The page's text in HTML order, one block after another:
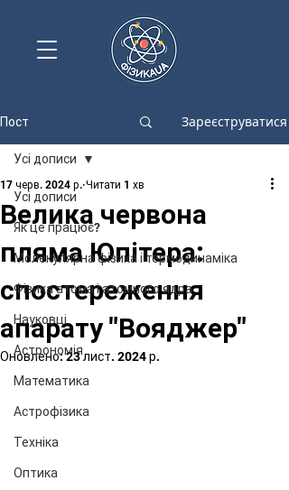
Пост Зареєструватися
Усі дописи
Як це працює?
Молекулярна фізика і термодинаміка
Фізика атома і атомного ядра
Науковці
Астрономія
Математика
Астрофізика
Техніка
Оптика
Усі дописи
Велика червона
пляма Юпітера:
спостереження
апарату "Вояджер"
17 черв. 2024 р. Читати 1 хв
Оновлено:23 лист. 2024 р.